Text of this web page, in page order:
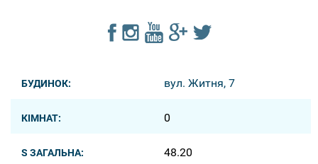
БУДИНОК: вул. Житня, 7
КІМНАТ: 0
S ЗАГАЛЬНА: 48.20